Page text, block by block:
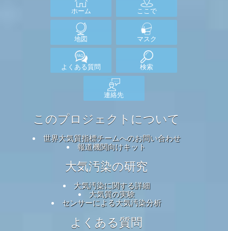
ホーム ここで
地図 マスク
よくある質問 検索
連絡先
このプロジェクトについて
世界大気質指標チームへのお問い合わせ
報道機関向けキット
大気汚染の研究
大気汚染に関する詳細
大気質の実験
センサーによる大気汚染分析
よくある質問